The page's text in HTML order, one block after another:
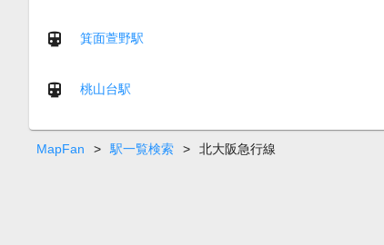
箕面萱野駅
桃山台駅
MapFan > 駅一覧検索 > 北大阪急行線